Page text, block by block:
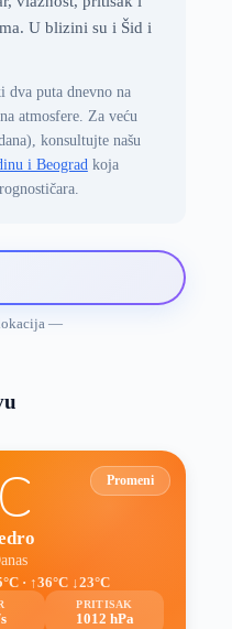
U blizini su i Šid i
dva puta dnevno na
atmosfere. Za veću
konsultujte našu
i Beogradkoja
—
Promeni
· ↑36°C ↓23°C
PRITISAK
1012 hPa